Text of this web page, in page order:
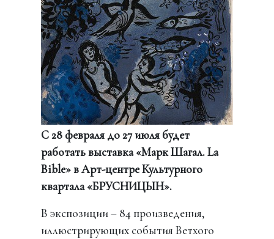
С 28 февраля до 27 июля будет
работать выставка «Марк Шагал. La
Bible» в Арт-центре Культурного
квартала «БРУСНИЦЫН».
В экспозиции – 84 произведения,
иллюстрирующих события Ветхого